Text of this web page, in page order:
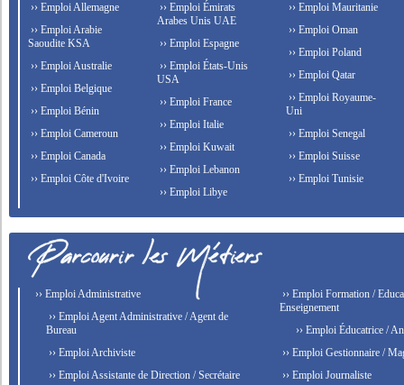
›› Emploi Allemagne
›› Emploi Arabie
Saoudite KSA
›› Emploi Australie
›› Emploi Belgique
›› Emploi Bénin
›› Emploi Cameroun
›› Emploi Canada
›› Emploi Côte d'Ivoire
›› Emploi Émirats
Arabes Unis UAE
›› Emploi Espagne
›› Emploi États-Unis
USA
›› Emploi France
›› Emploi Italie
›› Emploi Kuwait
›› Emploi Lebanon
›› Emploi Libye
›› Emploi Mauritanie
›› Emploi Oman
›› Emploi Poland
›› Emploi Qatar
›› Emploi Royaume-
Uni
›› Emploi Senegal
›› Emploi Suisse
›› Emploi Tunisie
›› Emploi Administrative
›› Emploi Agent Administrative / Agent de
Bureau
›› Emploi Archiviste
›› Emploi Assistante de Direction / Secrétaire
›› Emploi Formation /
Enseignement
›› Emploi Éducatrice /
›› Emploi Gestionnaire /
›› Emploi Journaliste